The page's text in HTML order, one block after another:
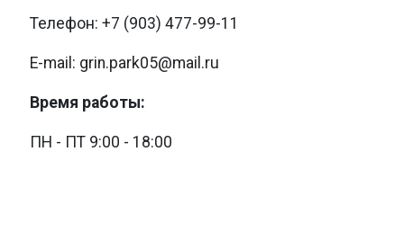
Телефон: +7 (903) 477-99-11
E-mail: grin.park05@mail.ru
Время работы:
ПН - ПТ 9:00 - 18:00